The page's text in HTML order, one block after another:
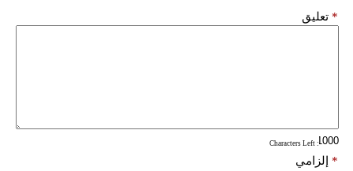
تعليق *
: Characters Left
إلزامي *